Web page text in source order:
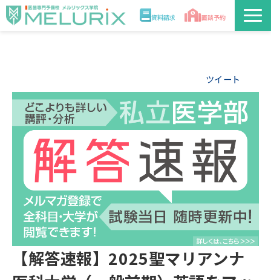
資料請求 面談予約
入学案内
合格実績・合格体験記
医学部解答速報2026
ツイート
【解答速報】2025聖マリアンナ